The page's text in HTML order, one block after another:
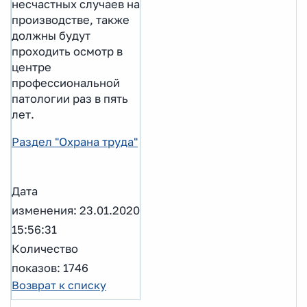
несчастных случаев на
производстве, также
должны будут
проходить осмотр в
центре
профессиональной
патологии раз в пять
лет.
Раздел "Охрана труда"
Дата
изменения: 23.01.2020
15:56:31
Количество
показов: 1746
Возврат к списку